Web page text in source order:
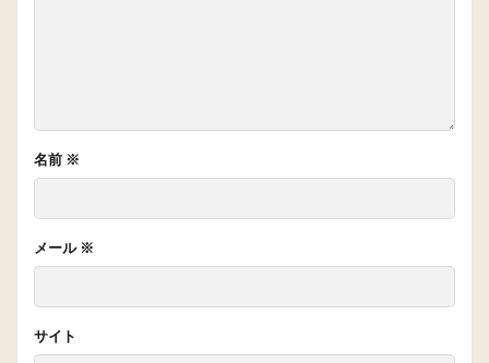
名前 ※
メール ※
サイト